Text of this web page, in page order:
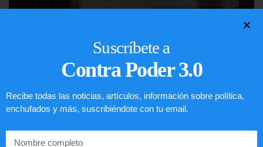
Comunistas no son bienvenidos en
Suscríbete a
Contra Poder 3.0
Recibe todas las noticias, artículos, información sobre política,
enchufados y más, suscribiéndote con tu email.